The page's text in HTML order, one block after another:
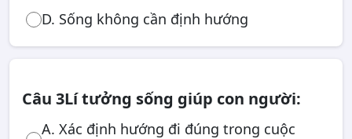
D. Sống không cần định hướng
Câu 3Lí tưởng sống giúp con người:
A. Xác định hướng đi đúng trong cuộc